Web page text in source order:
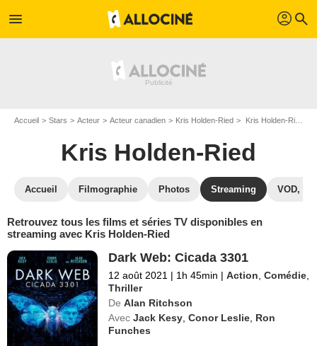
menu profil search
Accueil Stars Acteur Acteur canadien Kris Holden-Ried Kris Holden-Ried : Films et séries online
Kris Holden-Ried
Accueil Filmographie Photos Streaming VOD,
Retrouvez tous les films et séries TV disponibles en
streaming avec Kris Holden-Ried
Dark Web: Cicada 3301
12 août 2021 | 1h 45min | Action ,Comédie
Thriller
De Alan Ritchson
Avec Jack Kesy ,Conor Leslie Ron
Funches